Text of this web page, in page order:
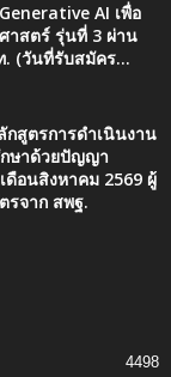
AI เพื่อ
าสตร์ รุ่นที่ 3 ผ่าน
. (วันที่รับสมัคร...
สูตรการดำเนินงาน
ษาด้วยปัญญา
ดือนสิงหาคม 2569 ผู้
รจาก สพฐ.
4498